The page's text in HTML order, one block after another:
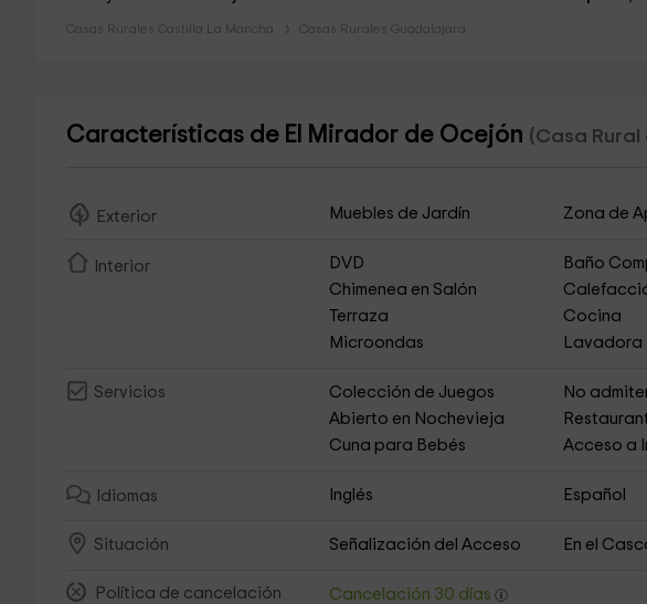
Casas Rurales Castilla La Mancha Casas Rurales Guadalajara
Características de El Mirador de Ocejón (Casa
Exterior Muebles de Jardín Zona de
Interior DVD Baño
Chimenea en Salón
Terraza
Cocina
Microondas
Lavadora
Servicios Colección de Juegos No
Abierto en Nochevieja
Cuna para Bebés
Acceso a
Idiomas Inglés Español
Situación Señalización del Acceso En el
Política de cancelación Cancelación 30 días